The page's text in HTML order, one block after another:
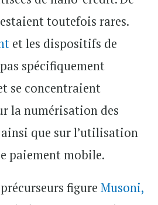
toutefois rares.
et les dispositifs de
spécifiquement
se concentraient
la numérisation des
que sur l’utilisation
paiement mobile.
figure Musoni,